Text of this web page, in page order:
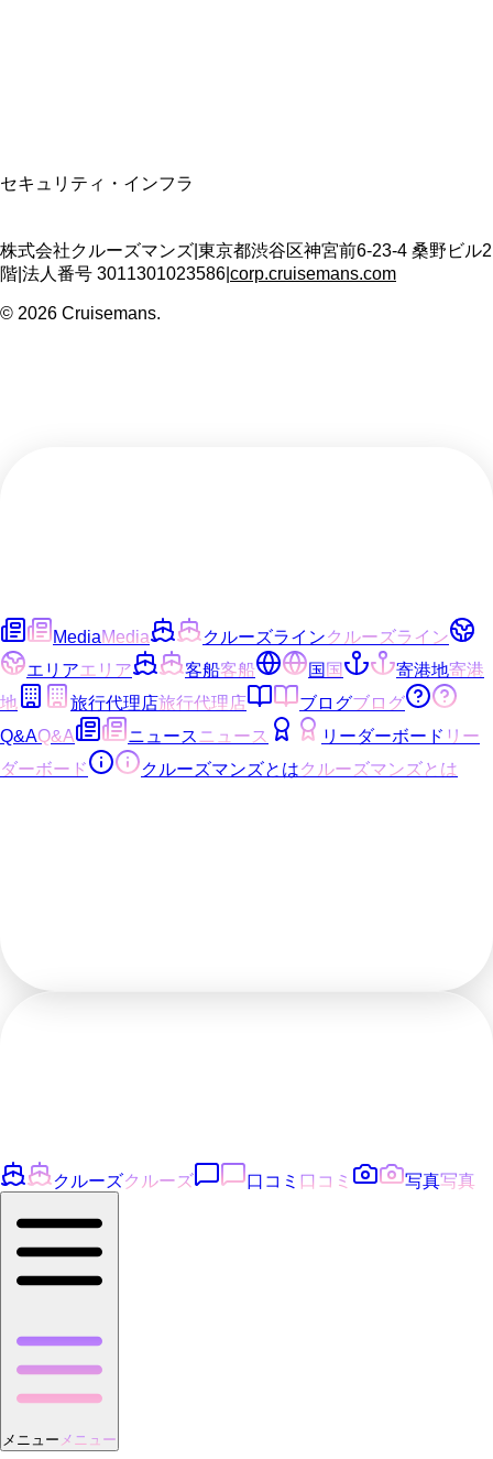
セキュリティ・インフラ
株式会社クルーズマンズ 東京都渋谷区神宮前6-23-4 桑野ビル2
階 法人番号 3011301023586 corp.cruisemans.com
© 2026 Cruisemans.
MediaMedia クルーズラインクルーズライン
エリアエリア 客船客船 国国 寄港地寄港
地
旅行代理店旅行代理店 ブログブログ
Q&AQ&A ニュース ニュース リーダーボード リー
ダーボード
クルーズマンズとはクルーズマンズとは
クルーズクルーズ 口コミ 口コミ 写真写真
メニュー メニュー